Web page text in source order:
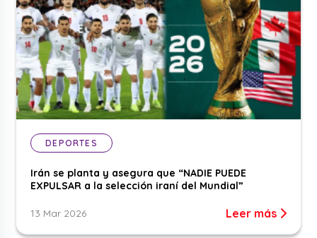
DEPORTES
Irán se planta y asegura que “NADIE PUEDE
EXPULSAR a la selección iraní del Mundial”
13 Mar 2026 Leer más